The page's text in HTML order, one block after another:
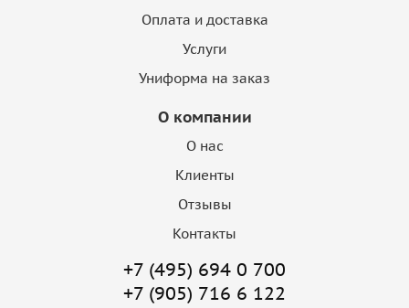
Оплата и доставка
Услуги
Униформа на заказ
О компании
О нас
Клиенты
Отзывы
Контакты
+7 (495) 694 0 700
+7 (905) 716 6 122